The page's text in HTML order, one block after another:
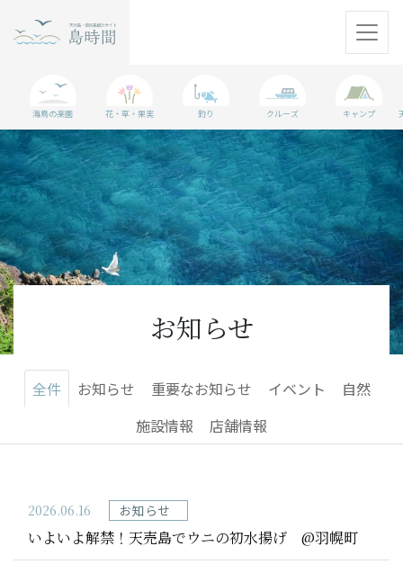
天売島
焼尻島
観光情報
島に行く準備
WEBマガジン
パンフレット
お問い合わせ
フォトライブラリー
海鳥の楽園 花・草・果実 釣り クルーズ キャンプ
お知らせ
全件 お知らせ 重要なお知らせ イベント
自然
施設情報
店舗情報
2026.06.16 お知らせ
いよいよ解禁！天売島でウニの初水揚げ @羽幌町